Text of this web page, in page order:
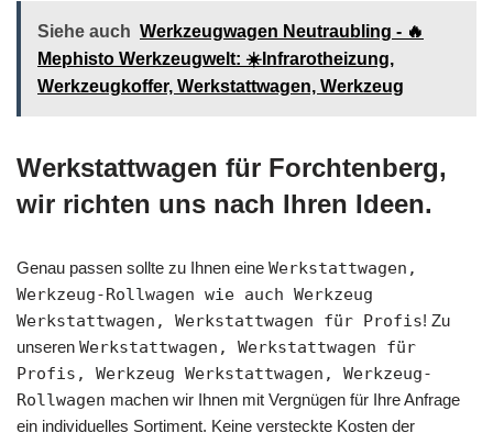
Siehe auch Werkzeugwagen Neutraubling - 🔥
Mephisto Werkzeugwelt: ☀️Infrarotheizung,
Werkzeugkoffer, Werkstattwagen, Werkzeug
Werkstattwagen für Forchtenberg,
wir richten uns nach Ihren Ideen.
Genau passen sollte zu Ihnen eine Werkstattwagen,
Werkzeug-Rollwagen wie auch Werkzeug
Werkstattwagen, Werkstattwagen für Profis! Zu
unseren Werkstattwagen, Werkstattwagen für
Profis, Werkzeug Werkstattwagen, Werkzeug-
Rollwagen machen wir Ihnen mit Vergnügen für Ihre Anfrage
ein individuelles Sortiment. Keine versteckte Kosten der